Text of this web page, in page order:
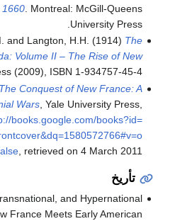
. Montreal: McGill-Queens
University Press.
and Langton, H.H. (1914) The
Volume II – The Rise of New
(2009), ISBN 1-934757-45-4
The Conquest of New France: A
Wars, Yale University Press,
books.google.com/books?id=
, retrieved on 4 March 2011
تأريخ
and Hypernational
France Meets Early American